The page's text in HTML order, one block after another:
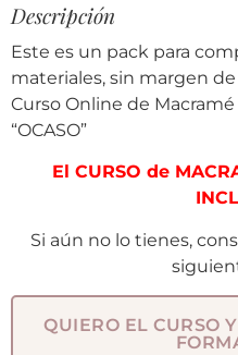
Descripción
Este es un pack para
materiales, sin margen
Curso Online de
“OCASO”
El CURSO de
Si aún no lo tienes,
QUIERO EL CURSO